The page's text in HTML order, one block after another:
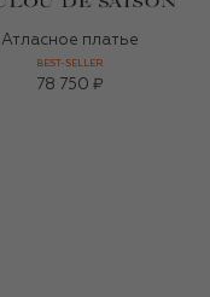
Атласное платье
BEST-SELLER
78 750 ₽